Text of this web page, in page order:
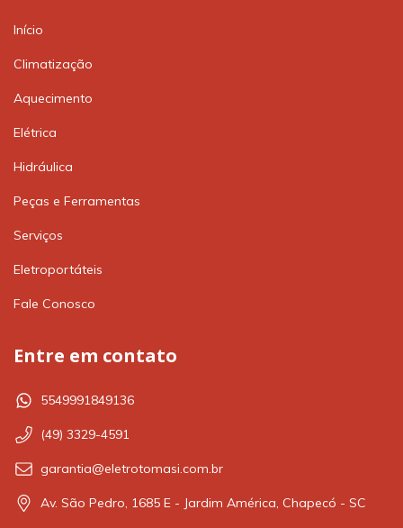
Início
Climatização
Aquecimento
Elétrica
Hidráulica
Peças e Ferramentas
Serviços
Eletroportáteis
Fale Conosco
Entre em contato
5549991849136
(49) 3329-4591
garantia@eletrotomasi.com.br
Av. São Pedro, 1685 E - Jardim América, Chapecó - SC